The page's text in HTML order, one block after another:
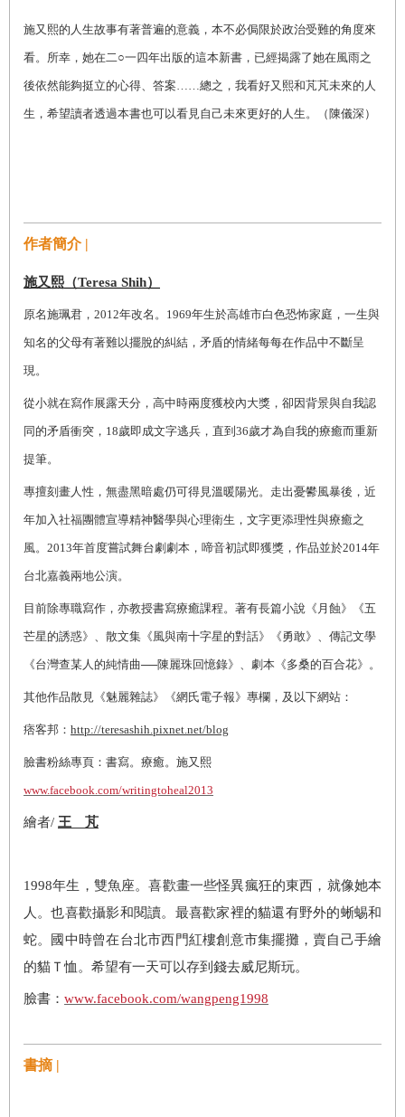
施又熙的人生故事有著普遍的意義，本不必侷限於政治受難的角度來
看。所幸，她在二○一四年出版的這本新書，已經揭露了她在風雨之
後依然能夠挺立的心得、答案……總之，我看好又熙和芃芃未來的人
生，希望讀者透過本書也可以看見自己未來更好的人生。（陳儀深）
作者簡介 |
施又熙（Teresa Shih）
原名施珮君，2012年改名。1969年生於高雄市白色恐怖家庭，一生與
知名的父母有著難以擺脫的糾結，矛盾的情緒每每在作品中不斷呈
現。
從小就在寫作展露天分，高中時兩度獲校內大獎，卻因背景與自我認
同的矛盾衝突，18歲即成文字逃兵，直到36歲才為自我的療癒而重新
提筆。
專擅刻畫人性，無盡黑暗處仍可得見溫暖陽光。走出憂鬰風暴後，近
年加入社福團體宣導精神醫學與心理衛生，文字更添理性與療癒之
風。2013年首度嘗試舞台劇劇本，啼音初試即獲獎，作品並於2014年
台北嘉義兩地公演。
目前除專職寫作，亦教授書寫療癒課程。著有長篇小說《月蝕》《五
芒星的誘惑》、散文集《風與南十字星的對話》《勇敢》、傳記文學
《台灣查某人的純情曲──陳麗珠回憶錄》、劇本《多桑的百合花》。
其他作品散見《魅麗雜誌》《網氏電子報》專欄，及以下網站：
痞客邦： http://teresashih.pixnet.net/blog
臉書粉絲專頁：書寫。療癒。施又熙
www.facebook.com/writingtoheal2013
繪者/ 王 芃
1998年生，雙魚座。喜歡畫一些怪異瘋狂的東西，就像她本
人。也喜歡攝影和閱讀。最喜歡家裡的貓還有野外的蜥蜴和
蛇。國中時曾在台北市西門紅樓創意市集擺攤，賣自己手繪
的貓Ｔ恤。希望有一天可以存到錢去威尼斯玩。
臉書： www.facebook.com/wangpeng1998
書摘 |